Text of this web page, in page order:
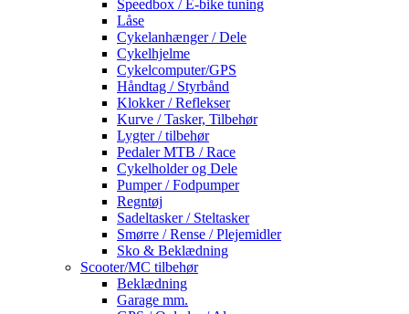
Speedbox / E-bike tuning
Låse
Cykelanhænger / Dele
Cykelhjelme
Cykelcomputer/GPS
Håndtag / Styrbånd
Klokker / Reflekser
Kurve / Tasker, Tilbehør
Lygter / tilbehør
Pedaler MTB / Race
Cykelholder og Dele
Pumper / Fodpumper
Regntøj
Sadeltasker / Steltasker
Smørre / Rense / Plejemidler
Sko & Beklædning
Scooter/MC tilbehør
Beklædning
Garage mm.